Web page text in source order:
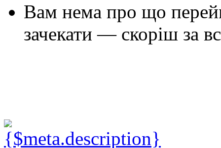
Вам нема про що
зачекати — скоріш за